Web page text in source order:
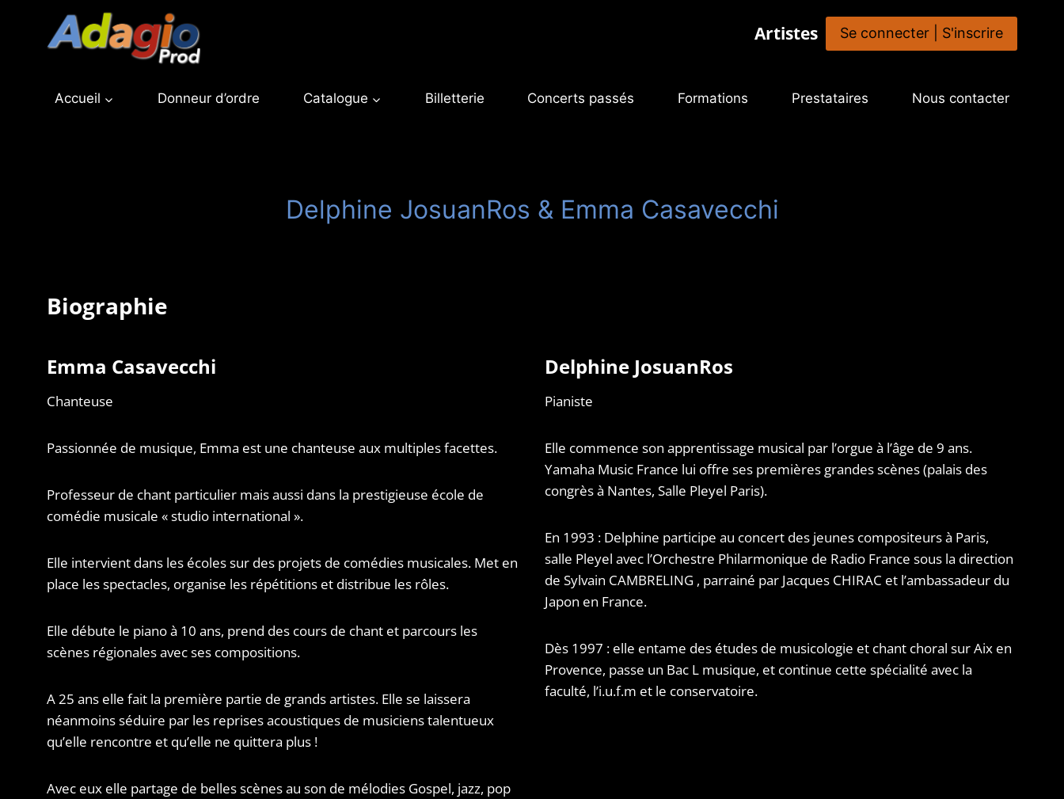
contenu
Artistes Se connecter | S'inscrire
Accueil Donneur d’ordre Catalogue Billetterie Concerts passés Formations Prestataires Nous contacter
Delphine JosuanRos & Emma Casavecchi
Biographie
Emma Casavecchi
Chanteuse
Passionnée de musique, Emma est une chanteuse aux multiples facettes.
Professeur de chant particulier mais aussi dans la prestigieuse école de
comédie musicale « studio international ».
Elle intervient dans les écoles sur des projets de comédies musicales. Met en
place les spectacles, organise les répétitions et distribue les rôles.
Elle débute le piano à 10 ans, prend des cours de chant et parcours les
scènes régionales avec ses compositions.
A 25 ans elle fait la première partie de grands artistes. Elle se laissera
néanmoins séduire par les reprises acoustiques de musiciens talentueux
qu’elle rencontre et qu’elle ne quittera plus !
Avec eux elle partage de belles scènes au son de mélodies Gospel, jazz, pop
Delphine JosuanRos
Pianiste
Elle commence son apprentissage musical par l’orgue à l’âge de 9 ans.
Yamaha Music France lui offre ses premières grandes scènes (palais des
congrès à Nantes, Salle Pleyel Paris).
En 1993 : Delphine participe au concert des jeunes compositeurs à Paris,
salle Pleyel avec l’Orchestre Philarmonique de Radio France sous la direction
de Sylvain CAMBRELING , parrainé par Jacques CHIRAC et l’ambassadeur du
Japon en France.
Dès 1997 : elle entame des études de musicologie et chant choral sur Aix en
Provence, passe un Bac L musique, et continue cette spécialité avec la
faculté, l’i.u.f.m et le conservatoire.